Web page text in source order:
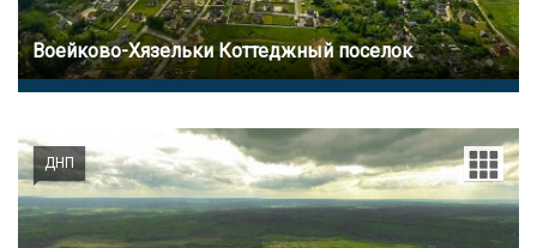
Воейково-Хязельки Коттеджный поселок
ДНП